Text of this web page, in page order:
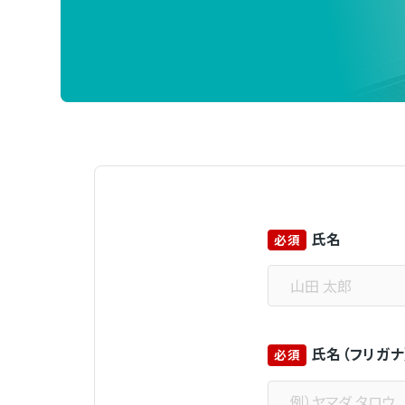
必須 氏名
必須 氏名（フリガナ